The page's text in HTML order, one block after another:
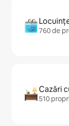
760 de
Cazări
510